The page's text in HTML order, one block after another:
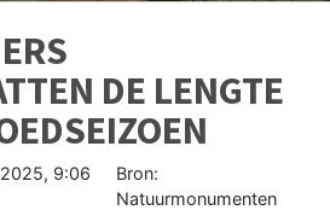
DE LENGTE
9:06
Bron:
Natuurmonumenten